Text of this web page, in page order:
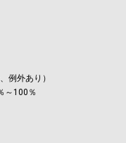
外あり）
100％